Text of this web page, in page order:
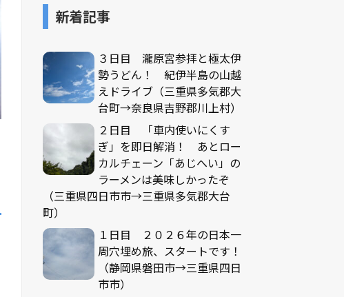
新着記事
３日目 瀧原宮参拝と極太伊
勢うどん！ 紀伊半島の山越
えドライブ（三重県多気郡大
台町→奈良県吉野郡川上村）
２日目 「車内使いにくす
ぎ」を即日解消！ あとロー
カルチェーン「あじへい」の
ラーメンは美味しかったぞ
（三重県四日市市→三重県多気郡大台
町）
１日目 ２０２６年の日本一
周穴埋め旅、スタートです！
（静岡県磐田市→三重県四日
市市）